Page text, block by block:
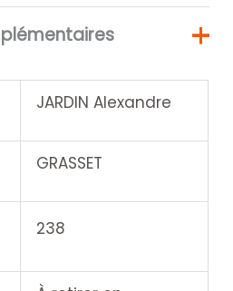
JARDIN Alexandre
GRASSET
238